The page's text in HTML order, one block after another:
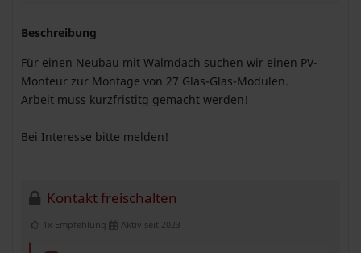
Beschreibung
Für einen Neubau mit Walmdach suchen wir einen PV-
Monteur zur Montage von 27 Glas-Glas-Modulen.
Arbeit muss kurzfristitg gemacht werden!
Bei Interesse bitte melden!
Kontakt freischalten
1x Empfehlung Aktiv seit 2023